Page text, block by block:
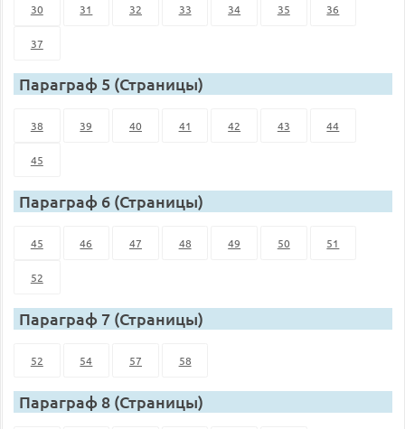
30 31 32 33 34 35 36
37
Параграф 5 (Страницы)
38 39 40 41 42 43 44
45
Параграф 6 (Страницы)
45 46 47 48 49 50 51
52
Параграф 7 (Страницы)
52 54 57 58
Параграф 8 (Страницы)